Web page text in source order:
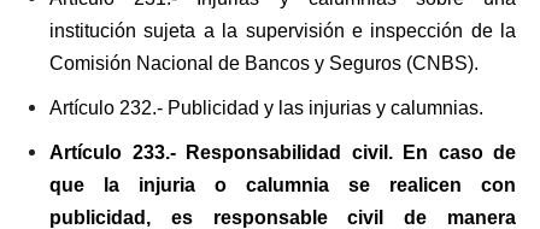
institución sujeta a la supervisión e inspección de la
Comisión Nacional de Bancos y Seguros (CNBS).
Artículo 232.- Publicidad y las injurias y calumnias.
Artículo 233.- Responsabilidad civil. En caso de
que la injuria o calumnia se realicen con
publicidad, es responsable civil de manera